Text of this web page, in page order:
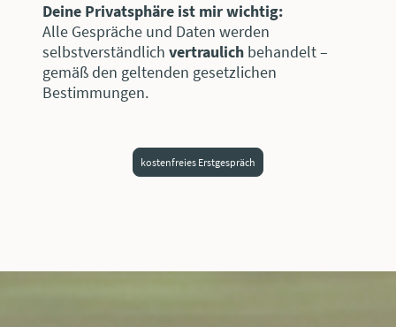
Deine Privatsphäre ist mir wichtig:
Alle Gespräche und Daten werden
selbstverständlich vertraulich behandelt –
gemäß den geltenden gesetzlichen
Bestimmungen.
kostenfreies Erstgespräch